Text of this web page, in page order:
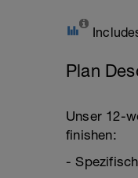
Plan
Unser 12-
finishen:
-